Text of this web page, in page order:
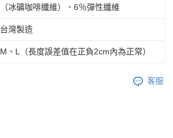
（冰礦咖啡纖維）、6％彈性纖維
台灣製造
M、L（長度誤差值在正負2cm內為正常）
客服